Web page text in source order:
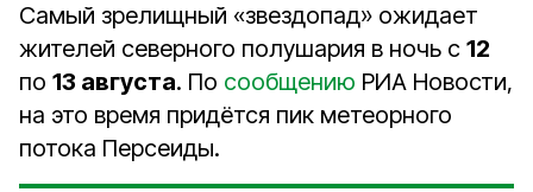
Самый зрелищный «звездопад» ожидает
жителей северного полушария в ночь с 12
по 13 августа. По сообщению РИА Новости,
на это время придётся пик метеорного
потока Персеиды.